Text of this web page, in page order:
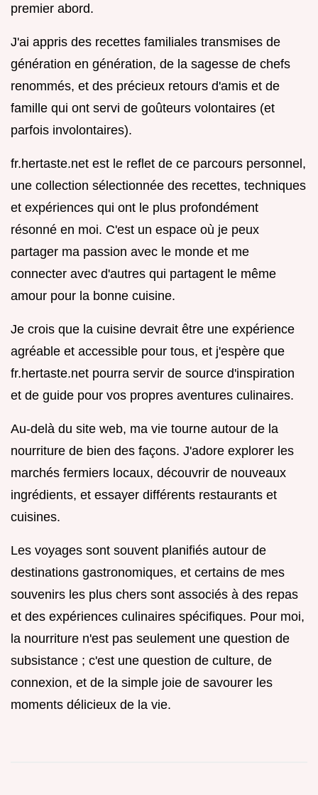
premier abord.
J'ai appris des recettes familiales transmises de
génération en génération, de la sagesse de chefs
renommés, et des précieux retours d'amis et de
famille qui ont servi de goûteurs volontaires (et
parfois involontaires).
fr.hertaste.net est le reflet de ce parcours personnel,
une collection sélectionnée des recettes, techniques
et expériences qui ont le plus profondément
résonné en moi. C'est un espace où je peux
partager ma passion avec le monde et me
connecter avec d'autres qui partagent le même
amour pour la bonne cuisine.
Je crois que la cuisine devrait être une expérience
agréable et accessible pour tous, et j'espère que
fr.hertaste.net pourra servir de source d'inspiration
et de guide pour vos propres aventures culinaires.
Au-delà du site web, ma vie tourne autour de la
nourriture de bien des façons. J'adore explorer les
marchés fermiers locaux, découvrir de nouveaux
ingrédients, et essayer différents restaurants et
cuisines.
Les voyages sont souvent planifiés autour de
destinations gastronomiques, et certains de mes
souvenirs les plus chers sont associés à des repas
et des expériences culinaires spécifiques. Pour moi,
la nourriture n'est pas seulement une question de
subsistance ; c'est une question de culture, de
connexion, et de la simple joie de savourer les
moments délicieux de la vie.